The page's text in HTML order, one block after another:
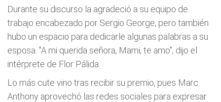
Durante su discurso la agradeció a su equipo de
trabajo encabezado por Sergio George, pero también
hubo un espacio para dedicarle algunas palabras a su
esposa. "A mi querida señora, Mami, te amo", dijo el
intérprete de Flor Pálida.
Lo más cute vino tras recibir su premio, pues Marc
Anthony aprovechó las redes sociales para expresar